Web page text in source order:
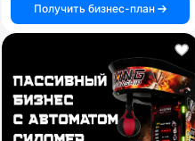
Получить бизнес-план